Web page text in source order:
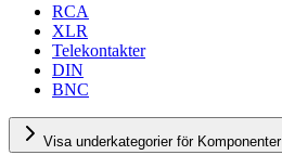
RCA
XLR
Telekontakter
DIN
BNC
Visa underkategorier för Komponenter